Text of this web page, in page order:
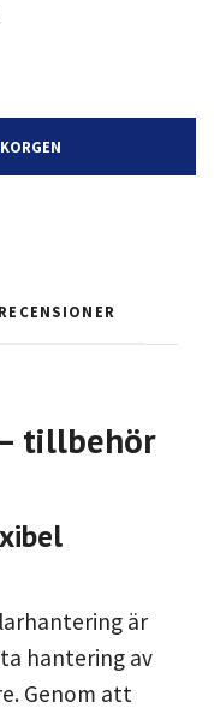
RECENSIONER
tillbehör
är
hantering av
Genom att